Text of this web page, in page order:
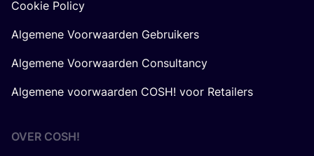
Cookie Policy
Algemene Voorwaarden Gebruikers
Algemene Voorwaarden Consultancy
Algemene voorwaarden COSH! voor Retailers
OVER COSH!